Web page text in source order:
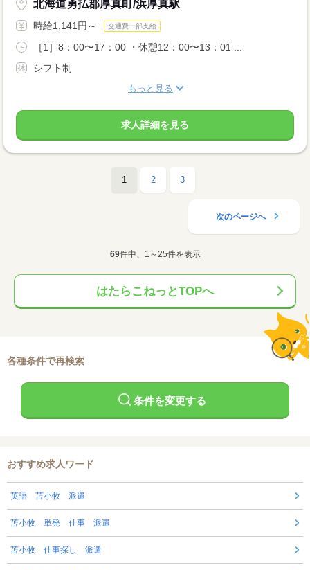
北海道勇払郡厚真町/浜厚真駅
時給1,141円～ 交通費一部支給
［1］8：00〜17：00 ・休憩12：00〜13：01 ...
シフト制
もっと見る
求人詳細を見る
1 2 3
次のページへ
69件中、1～25件を表示
はたらこねっとTOPへ
各種条件で再検索
条件を変更する
おすすめ求人ワード
英語 苫小牧 派遣
苫小牧 単発 仕事 派遣
苫小牧 仕事探し 派遣